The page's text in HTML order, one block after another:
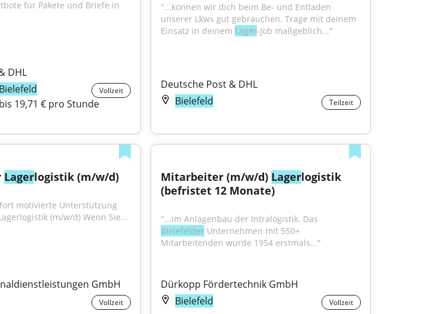
DHL
Bielefeld Vollzeit
19,71 € pro Stunde
"...können wir dich beim Be- und Entladen
unserer Lkws gut gebrauchen. Trage mit deinem
Einsatz in deinem Lager-Job maßgeblich..."
Deutsche Post & DHL
Bielefeld
Teilzeit
Lagerlogistik (m/w/d)
motivierte Unterstützung
(m/w/d) Wenn Sie...
GmbH
Vollzeit
Mitarbeiter (m/w/d) Lagerlogistik
(befristet 12 Monate)
Bielefelder Unternehmen mit 550+
Mitarbeitenden wurde 1954 erstmals..."
Dürkopp Fördertechnik GmbH
Bielefeld
Vollzeit